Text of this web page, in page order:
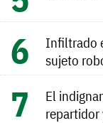
Infiltrado
sujeto
El
repartidor